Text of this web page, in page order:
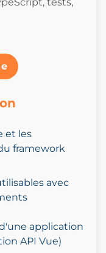
tests,
et les
framework
avec
application
API Vue)